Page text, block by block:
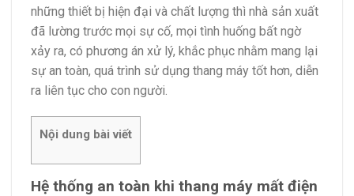
những thiết bị hiện đại và chất lượng thì nhà sản xuất
đã lường trước mọi sự cố, mọi tình huống bất ngờ
xảy ra, có phương án xử lý, khắc phục nhằm mang lại
sự an toàn, quá trình sử dụng thang máy tốt hơn, diễn
ra liên tục cho con người.
Nội dung bài viết
Hệ thống an toàn khi thang máy mất điện